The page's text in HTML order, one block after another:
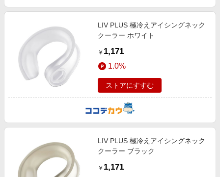
LIV PLUS 極冷えアイシングネック
クーラー ホワイト
￥ 1,171
1.0%
ストアにすすむ
LIV PLUS 極冷えアイシングネック
クーラー ブラック
￥ 1,171